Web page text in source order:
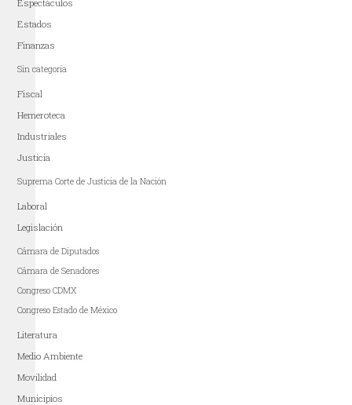
Espectáculos
Estados
Finanzas
Sin categoría
Fiscal
Hemeroteca
Industriales
Justicia
Suprema Corte de Justicia de la Nación
Laboral
Legislación
Cámara de Diputados
Cámara de Senadores
Congreso CDMX
Congreso Estado de México
Literatura
Medio Ambiente
Movilidad
Municipios